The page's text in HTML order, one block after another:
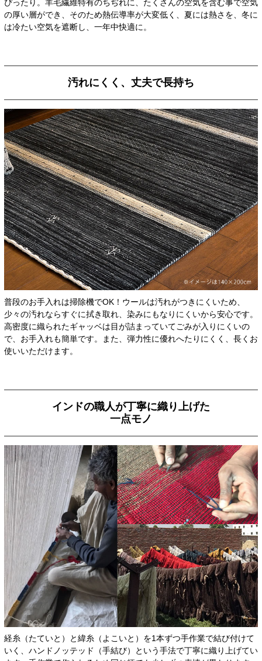
ぴったり。羊毛繊維特有のちぢれに、たくさんの空気を含む事で空気
の厚い層ができ、そのため熱伝導率が大変低く、夏には熱さを、冬に
は冷たい空気を遮断し、一年中快適に。
汚れにくく、丈夫で長持ち
普段のお手入れは掃除機でOK！ウールは汚れがつきにくいため、
少々の汚れならすぐに拭き取れ、染みにもなりにくいから安心です。
高密度に織られたギャッベは目が詰まっていてごみが入りにくいの
で、お手入れも簡単です。また、弾力性に優れへたりにくく、長くお
使いいただけます。
インドの職人が丁寧に織り上げた
一点モノ
経糸（たていと）と緯糸（よこいと）を1本ずつ手作業で結び付けて
いく、ハンドノッテッド（手結び）という手法で丁寧に織り上げてい